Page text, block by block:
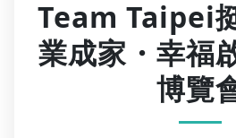
Team Taipei
業成家・幸福
博覽